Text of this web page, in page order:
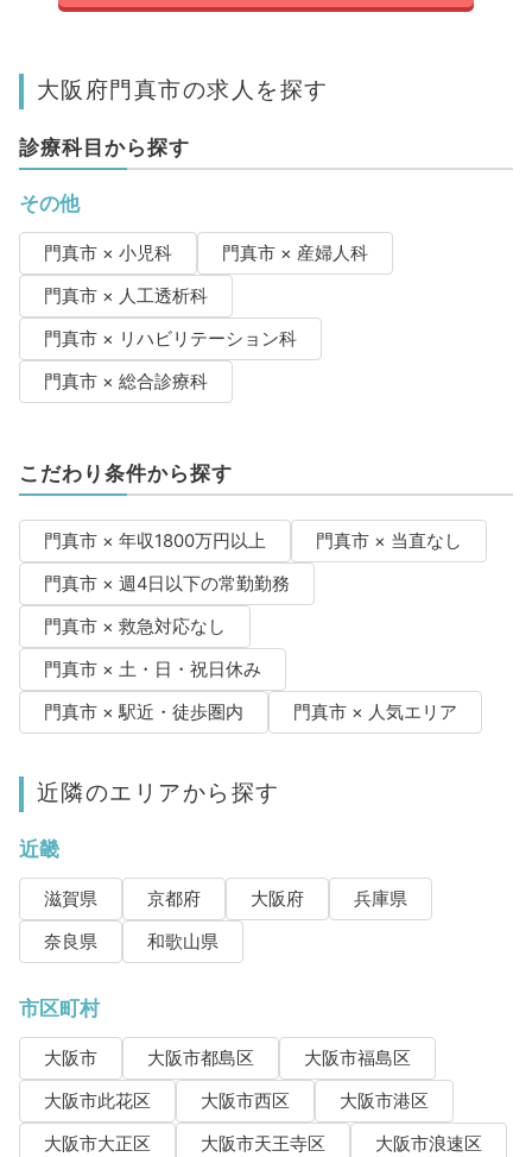
大阪府門真市の求人を探す
診療科目から探す
その他
門真市 × 小児科
門真市 × 産婦人科
門真市 × 人工透析科
門真市 × リハビリテーション科
門真市 × 総合診療科
こだわり条件から探す
門真市 × 年収1800万円以上
門真市 × 当直なし
門真市 × 週4日以下の常勤勤務
門真市 × 救急対応なし
門真市 × 土・日・祝日休み
門真市 × 駅近・徒歩圏内
門真市 × 人気エリア
近隣のエリアから探す
近畿
滋賀県 京都府 大阪府
兵庫県
奈良県
和歌山県
市区町村
大阪市 大阪市都島区
大阪市福島区
大阪市此花区
大阪市西区
大阪市港区
大阪市大正区
大阪市天王寺区
大阪市浪速区